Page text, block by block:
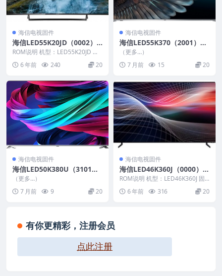
海信电视固件
海信LED55K20JD（0002）B
OM3官方原厂USB刷机电视
固件包
ROM说明 机型：LED55K20JD 固
件版本：（0002） BOM：3 海
信...6 年前 240 20
海信电视固件
海信LED55K370（2001）B
OM5_C005_20161116_U盘
刷机固件
（更多…）
7 月前
15 20
海信电视固件
海信LED50K380U（3101）
BOM3_C008_20160921_U盘
刷机固件
（更多…）
7 月前
9 20
海信电视固件
海信LED46K360J（0000）B
OM1官方原厂USB刷机电视
固件包
ROM说明 机型：LED46K360J 固
件版本：（0000） BOM：1 海
信...6 年前 316 20
有你更精彩，注册会员
点此注册